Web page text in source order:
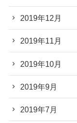
2019年12月
2019年11月
2019年10月
2019年9月
2019年7月